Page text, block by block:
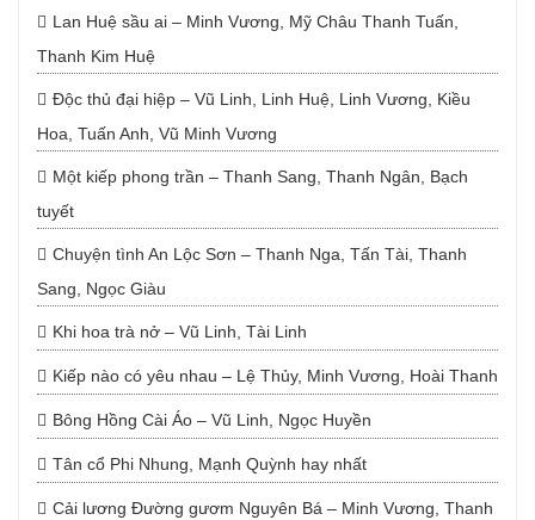
Lan Huệ sầu ai – Minh Vương, Mỹ Châu Thanh Tuấn,
Thanh Kim Huệ
Độc thủ đại hiệp – Vũ Linh, Linh Huệ, Linh Vương, Kiều
Hoa, Tuấn Anh, Vũ Minh Vương
Một kiếp phong trần – Thanh Sang, Thanh Ngân, Bạch
tuyết
Chuyện tình An Lộc Sơn – Thanh Nga, Tấn Tài, Thanh
Sang, Ngọc Giàu
Khi hoa trà nở – Vũ Linh, Tài Linh
Kiếp nào có yêu nhau – Lệ Thủy, Minh Vương, Hoài Thanh
Bông Hồng Cài Áo – Vũ Linh, Ngọc Huyền
Tân cổ Phi Nhung, Mạnh Quỳnh hay nhất
Cải lương Đường gươm Nguyên Bá – Minh Vương, Thanh